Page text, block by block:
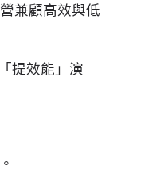
兼顧高效與低
提效能」演